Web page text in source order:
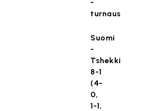
-
turnaus
Suomi
-
Tshekki
8-1
(4-
0,
1-1,